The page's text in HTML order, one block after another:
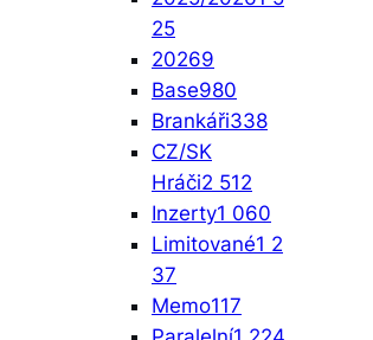
25
20269
Base980
Brankáři338
CZ/SK
Hráči2 512
Inzerty1 060
Limitované1 2
37
Memo117